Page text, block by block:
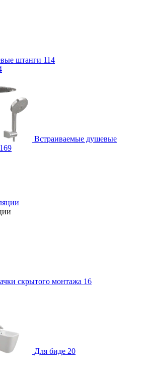
штанги 114
Встраиваемые душевые
скрытого монтажа 16
Для биде 20